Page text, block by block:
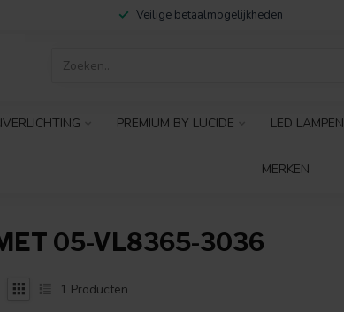
Veilige betaalmogelijkheden
PREMIUM BY LUCIDE LED LAMPEN
MERKEN
05-VL8365-3036
1 Producten